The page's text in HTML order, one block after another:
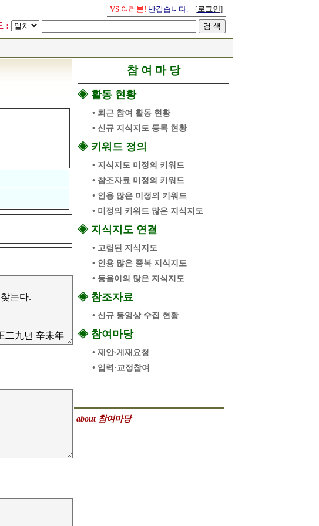
VS 여러분! 반갑습니다. [로그인]
:
참 여 마 당
◈ 활동 현황
• 최근 참여 활동 현황
• 신규 지식지도 등록 현황
◈ 키워드 정의
• 지식지도 미정의 키워드
• 참조자료 미정의 키워드
• 인용 많은 미정의 키워드
• 미정의 키워드 많은 지식지도
◈ 지식지도 연결
• 고립된 지식지도
• 인용 많은 중복 지식지도
• 동음이의 많은 지식지도
◈ 참조자료
• 신규 동영상 수집 현황
◈ 참여마당
• 제안∙게재요청
• 입력·교정참여
about 참여마당